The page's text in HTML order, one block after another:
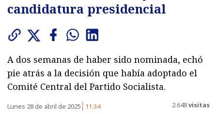
candidatura presidencial
A dos semanas de haber sido nominada, echó
pie atrás a la decisión que había adoptado el
Comité Central del Partido Socialista.
Lunes 28 de abril de 2025 11:34 2.648visitas